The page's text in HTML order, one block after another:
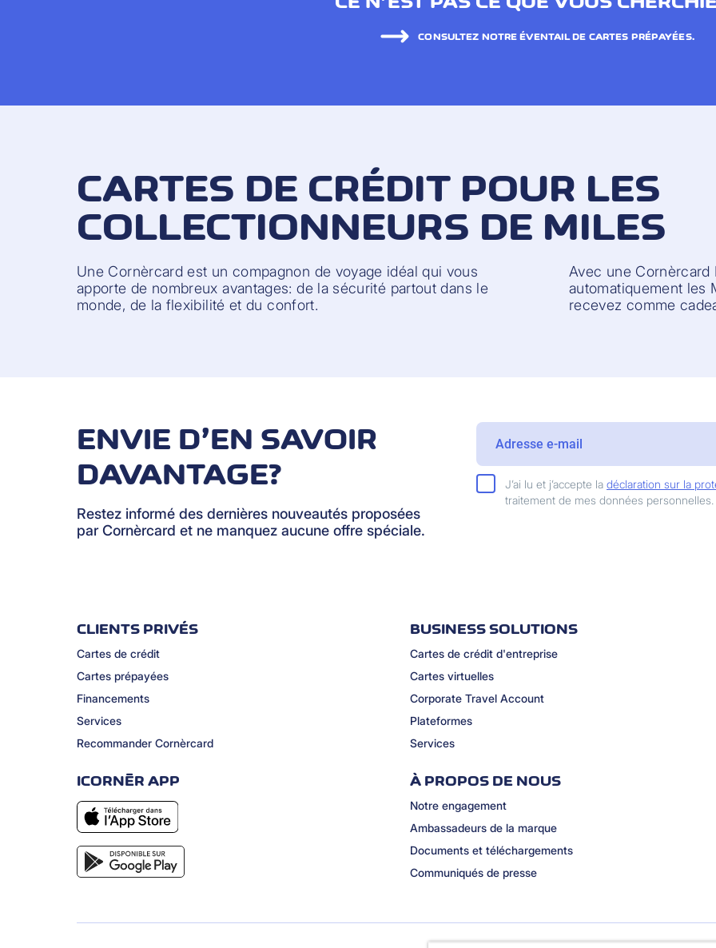
CONSULTEZ NOTRE ÉVENTAIL DE CARTES PRÉPAYÉES.
CARTES DE CRÉDIT POUR LES
COLLECTIONNEURS DE MILES
Une Cornèrcard est un compagnon de voyage idéal qui vous
apporte de nombreux avantages: de la sécurité partout dans le
monde, de la flexibilité et du confort.
Avec une
automatiquement les
recevez comme
ENVIE D’EN SAVOIR
DAVANTAGE?
Restez informé des dernières nouveautés proposées
par Cornèrcard et ne manquez aucune offre spéciale.
J’ai lu et j’accepte la déclaration sur la
traitement de mes données personnelles.
CLIENTS PRIVÉS
Cartes de crédit
Cartes prépayées
Financements
Services
Recommander Cornèrcard
BUSINESS SOLUTIONS
Cartes de crédit d'entreprise
Cartes virtuelles
Corporate Travel Account
Plateformes
Services
ICORNÈR APP À PROPOS DE NOUS
Notre engagement
Ambassadeurs de la marque
Documents et téléchargements
Communiqués de presse